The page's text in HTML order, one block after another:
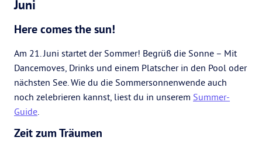
Juni
Here comes the sun!
Am 21. Juni startet der Sommer! Begrüß die Sonne – Mit
Dancemoves, Drinks und einem Platscher in den Pool oder
nächsten See. Wie du die Sommersonnenwende auch
noch zelebrieren kannst, liest du in unserem Summer-
Guide.
Zeit zum Träumen